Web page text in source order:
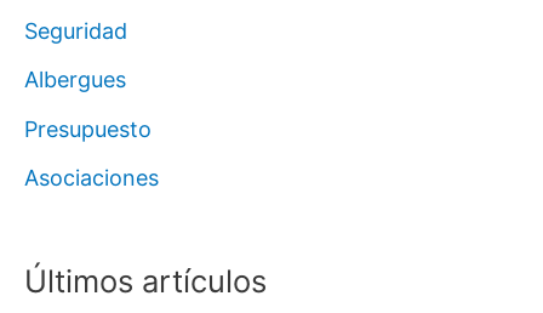
Seguridad
Albergues
Presupuesto
Asociaciones
Últimos artículos